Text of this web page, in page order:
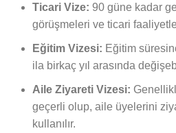
Ticari Vize: 90 güne kadar
görüşmeleri ve ticari
Eğitim Vizesi: Eğitim
ila birkaç yıl arasında
Aile Ziyareti Vizesi:
geçerli olup, aile üyelerini
kullanılır.